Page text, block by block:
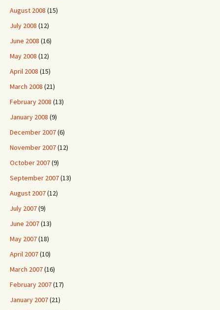
August 2008 (15)
July 2008 (12)
June 2008 (16)
May 2008 (12)
April 2008 (15)
March 2008 (21)
February 2008 (13)
January 2008 (9)
December 2007(6)
November 2007(12)
October 2007(9)
September 2007(13)
August 2007(12)
July 2007(9)
June 2007(13)
May 2007(18)
April 2007(10)
March 2007(16)
February 2007(17)
January 2007(21)